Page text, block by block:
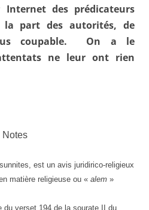
Internet des prédicateurs
la part des autorités, de
coupable. On a le
ne leur ont rien
Notes
est un avis juridirico-religieux
matière religieuse ou « alem »
du verset 194 de la sourate II du